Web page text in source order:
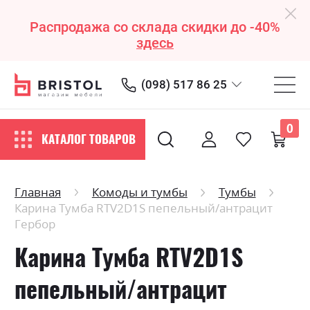
Распродажа со склада скидки до -40%
здесь
(098) 517 86 25
КАТАЛОГ ТОВАРОВ
0
Главная Комоды и тумбы
Тумбы
Карина Тумба RTV2D1S пепельный/антрацит
Гербор
Карина Тумба RTV2D1S
пепельный/антрацит